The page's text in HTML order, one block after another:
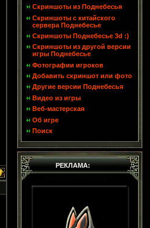
Скриншоты из Поднебесья
Скриншоты с китайского
сервера Поднебесье
Скриншоты Поднебесье 3d :)
Скриншоты из другой версии
игры Поднебесье
Фотографии игроков
Добавить скриншот или фото
Другие версии Поднебесья
Видео из игры
Веб-мастерская
Об игре
Поиск
РЕКЛАМА: